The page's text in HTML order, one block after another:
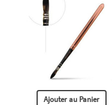
Ajouter au Panier